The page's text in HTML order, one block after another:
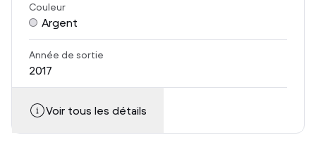
Couleur
Argent
Année de sortie
2017
Voir tous les détails